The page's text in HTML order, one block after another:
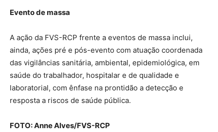
Evento de massa
A ação da FVS-RCP frente a eventos de massa inclui,
ainda, ações pré e pós-evento com atuação coordenada
das vigilâncias sanitária, ambiental, epidemiológica, em
saúde do trabalhador, hospitalar e de qualidade e
laboratorial, com ênfase na prontidão a detecção e
resposta a riscos de saúde pública.
FOTO: Anne Alves/FVS-RCP